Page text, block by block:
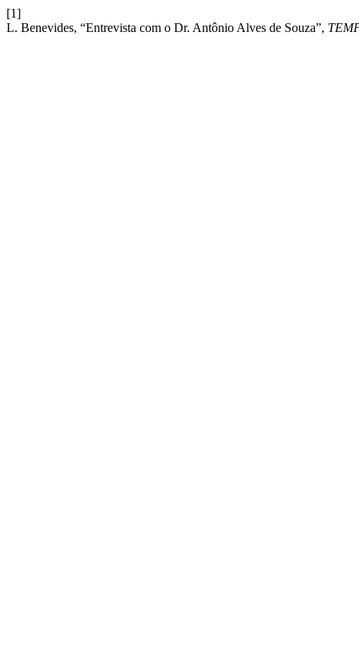
[1]
L. Benevides, “Entrevista com o Dr. Antônio Alves de Souza”,